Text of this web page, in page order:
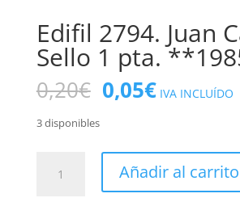
Edifil 2794. Juan
Sello 1 pta.
0,20€ El
precio
era:
0,20€.
0,05€El
precio
es:
0,05€.
IVA INCLUÍDO
3 disponibles
2794.
Añadir al carrito